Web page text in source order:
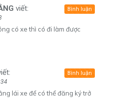
viết:
có xe thì có đi làm được
Bình luận
lái xe để có thể đăng ký trở
Bình luận